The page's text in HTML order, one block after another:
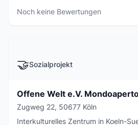
Noch keine Bewertungen
🤝Sozialprojekt
Offene Welt e.V.
Zugweg 22, 50677 Köln
Interkulturelles Zentrum in Koeln-